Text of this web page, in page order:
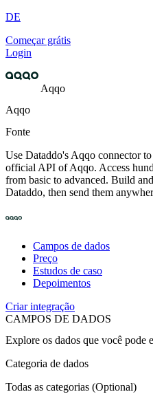
DE
Começar grátis
Login
Aqqo
Aqqo
Fonte
Use Dataddo's Aqqo connector
official API of Aqqo. Access
from basic to advanced. Build
Dataddo, then send them
Campos de dados
Preço
Estudos de caso
Depoimentos
Criar integração
CAMPOS DE DADOS
Explore os dados que você pode
Categoria de dados
Todas as categorias (Optional)